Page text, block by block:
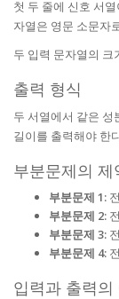
첫 두 줄에 신호 서
자열은 영문 소문자
두 입력 문자열의 크
출력 형식
두 서열에서 같은 성
길이를 출력해야 한
부분문제의 제
부분문제 1:
부분문제 2:
부분문제 3:
부분문제 4:
입력과 출력의